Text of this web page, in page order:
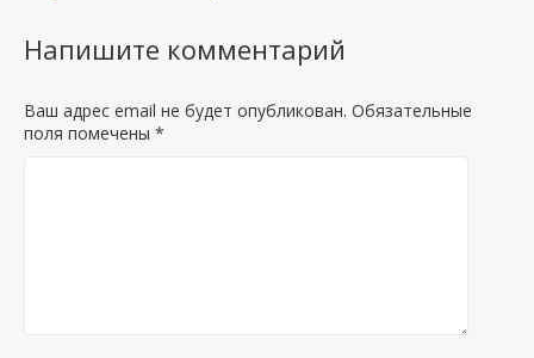
Напишите комментарий
Ваш адрес email не будет опубликован. Обязательные
поля помечены *